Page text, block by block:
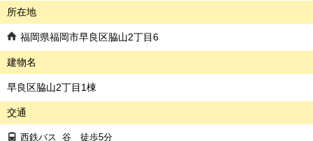
所在地
福岡県福岡市早良区脇山2丁目6
建物名
早良区脇山2丁目1棟
交通
西鉄バス 谷 徒歩5分